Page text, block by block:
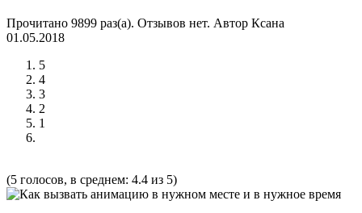
Прочитано 9899 раз(a). Отзывов нет. Автор Ксана
01.05.2018
5
4
3
2
1
(5 голосов, в среднем: 4.4 из 5)